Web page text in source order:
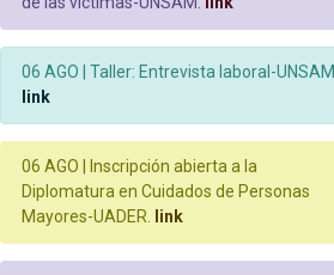
06 AGO |
Taller: Entrevista laboral-UNSAM.
link
06 AGO |
Inscripción abierta a la
Diplomatura en Cuidados de Personas
Mayores-UADER.
link